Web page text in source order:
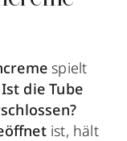
spielt
Ist die Tube
ist, hält